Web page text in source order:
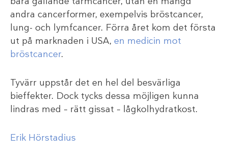
andra cancerformer, exempelvis bröstcancer,
lung- och lymfcancer. Förra året kom det första
ut på marknaden i USA, en medicin mot
bröstcancer.
Tyvärr uppstår det en hel del besvärliga
bieffekter. Dock tycks dessa möjligen kunna
lindras med – rätt gissat – lågkolhydratkost.
Erik Hörstadius